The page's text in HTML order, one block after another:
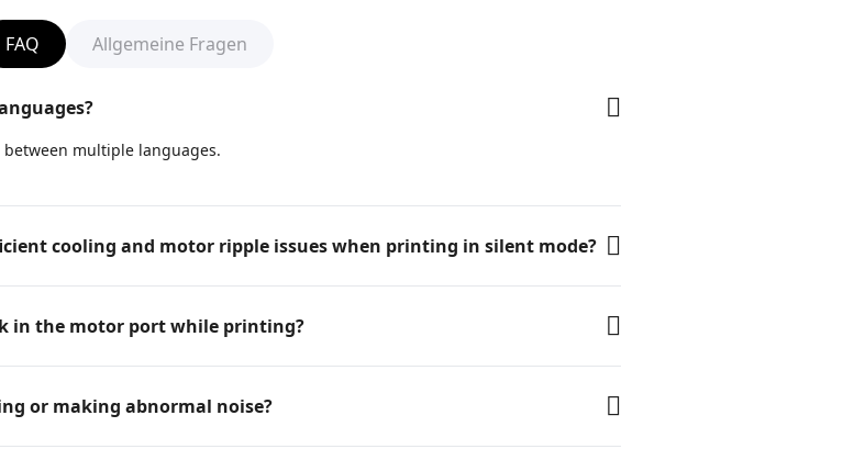
FAQ Allgemeine Fragen
multiple languages.
cooling and motor ripple issues when printing in silent mode?
in the motor port while printing?
or making abnormal noise?